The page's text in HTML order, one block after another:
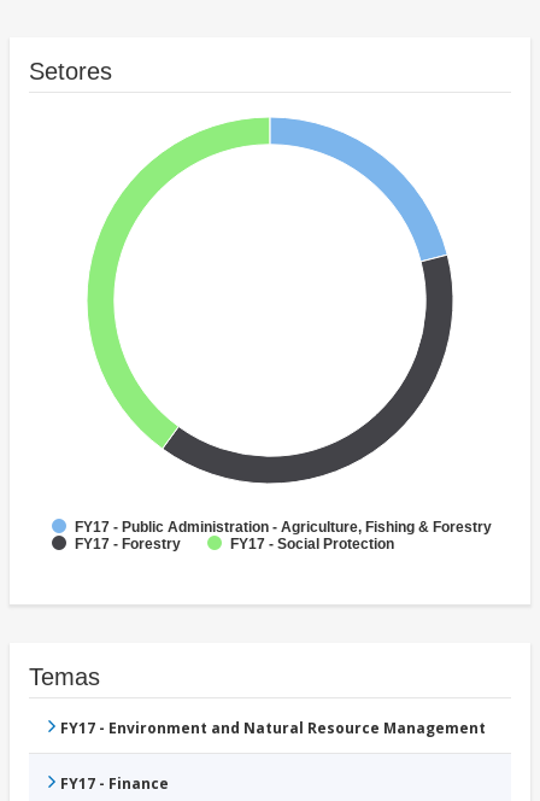
Setores
FY17 - Public Administration - Agriculture, Fishing & Forestry
FY17 - Forestry
FY17 - Social Protection
Temas
FY17 - Environment and Natural Resource Management
FY17 - Finance